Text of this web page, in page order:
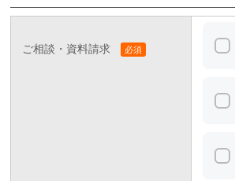
ご相談・資料請求